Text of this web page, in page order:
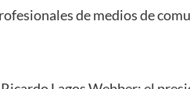
de medios de